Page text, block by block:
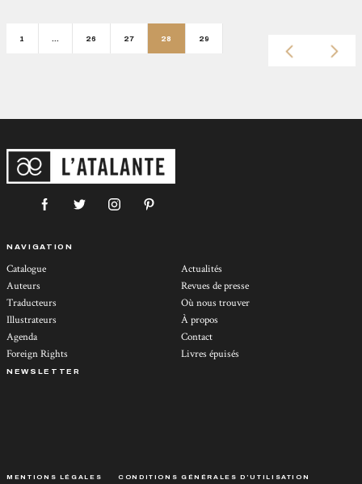
1 26 27 28 29
NAVIGATION
Catalogue
Auteurs
Traducteurs
Illustrateurs
Agenda
Foreign Rights
Actualités
Revues de presse
Où nous trouver
À propos
Contact
Livres épuisés
NEWSLETTER
MENTIONS LÉGALES CONDITIONS GÉNÉRALES D’UTILISATION